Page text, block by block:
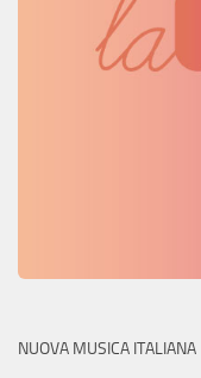
NUOVA MUSICA ITALIANA